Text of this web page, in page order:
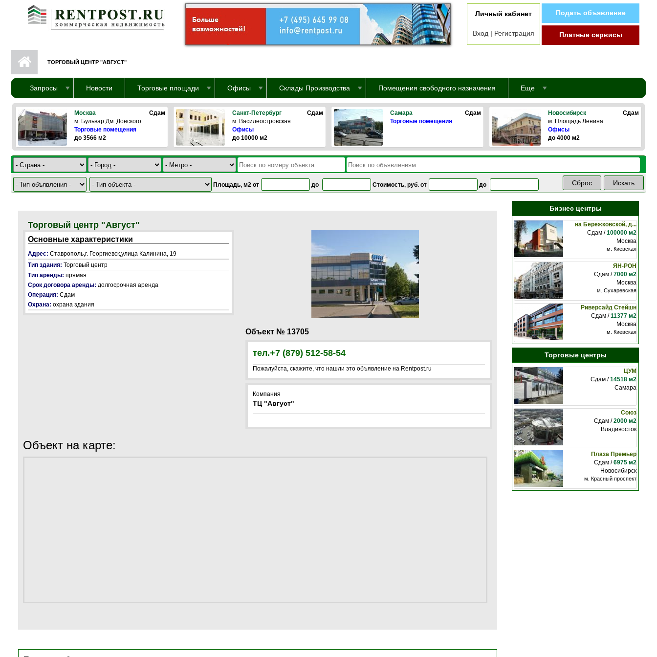
Перейти к основному содержанию
Личный кабинет
Вход | Регистрация
Подать объявление
Платные сервисы
ТОРГОВЫЙ ЦЕНТР "АВГУСТ"
Запросы Новости Торговые площади Офисы Склады Производства Помещения свободного назначения Еще
Москва
Сдам
м. Бульвар Дм. Донского
Торговые помещения
до 3566 м2
Санкт-Петербург
Сдам
м. Василеостровская
Офисы
до 10000 м2
Самара
Сдам
Торговые помещения
Новосибирск
Сдам
м. Площадь Ленина
Офисы
до 4000 м2
Площадь, м2 от до Стоимость, руб. от до
Объект № 13705
тел.+7 (879) 512-58-54
Пожалуйста, скажите, что нашли это объявление на Rentpost.ru
Компания
ТЦ "Август"
Торговый центр "Август"
Основные характеристики
Адрес: Ставрополь,г. Георгиевск,улица Калинина, 19
Тип здания: Торговый центр
Тип аренды: прямая
Срок договора аренды: долгосрочная аренда
Операция: Сдам
Охрана: охрана здания
Объект на карте:
Бизнес центры
на Бережковской, д...
Сдам /100000 м2
Москва
м. Киевская
ЯН-РОН
Сдам /7000 м2
Москва
м. Сухаревская
Риверсайд Стейшн
Сдам /11377 м2
Москва
м. Киевская
Торговые центры
ЦУМ
Сдам /14518 м2
Самара
Союз
Сдам /2000 м2
Владивосток
Плаза Премьер
Сдам /6975 м2
Новосибирск
м. Красный проспект